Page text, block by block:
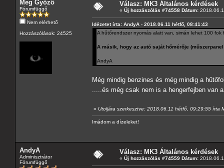
Meg Győző
Fórumfüggő
Nem elérhető
Hozzászólások: 24525
Válasz: MK3 Általános kérdések
« Új hozzászólás #74558 Dátum:
Idézetet írta: AndyA - 2018.06.11 hétfő, 08:41:43
A hűtőrendszer nyomás alatt van, simán lehet 100
A másik, hogy az autó saját hőmérője
AndyA
Még mindig benzines és még mindig a
.....és még csak nem is a hengerfejben
« Utoljára szerkesztve: 2018.06.11 hétfő, 09:29:55 írta
Imádom a dízeleket!
AndyA
Adminisztrátor
Fórumfüggő
Válasz: MK3 Általános kérdések
« Új hozzászólás #74559 Dátum: